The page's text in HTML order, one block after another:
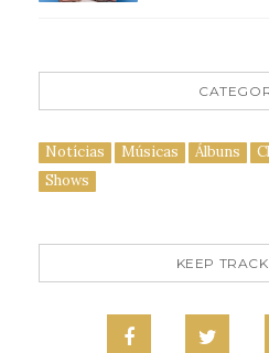
Notícias Músicas Álbuns
Shows
KEEP